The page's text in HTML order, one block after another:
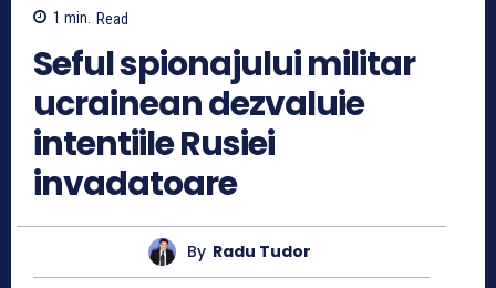
1 min. Read
Seful spionajului militar
ucrainean dezvaluie
intentiile Rusiei
invadatoare
By Radu Tudor